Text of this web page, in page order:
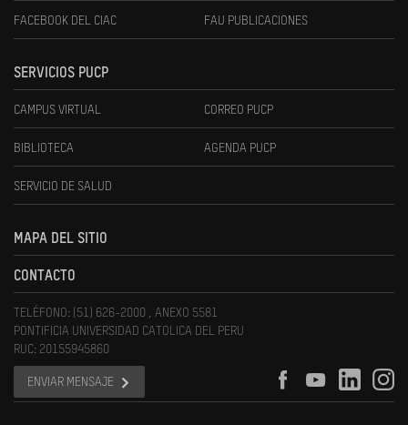
FACEBOOK DEL CIAC FAU PUBLICACIONES
SERVICIOS PUCP
CAMPUS VIRTUAL CORREO PUCP
BIBLIOTECA AGENDA PUCP
SERVICIO DE SALUD
MAPA DEL SITIO
CONTACTO
TELÉFONO: (51) 626-2000 , ANEXO 5581
PONTIFICIA UNIVERSIDAD CATOLICA DEL PERU
RUC: 20155945860
ENVIAR MENSAJE